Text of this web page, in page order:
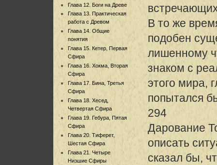
Глава 12. Боги на Древе
Глава 13. Практическая
работа с Древом
Глава 14. Общие
понятия
Глава 15. Кетер, Первая
Сфира
Глава 16. Хокма, Вторая
Сфира
Глава 17. Бина, Третья
Сфира
Глава 18. Хесед,
Четвертая Сфира
Глава 19. Гебура, Пятая
Сфира
Глава 20. Тиферет,
Шестая Сфира
Глава 21. Четыре
Низшие Сфиры
В то же
подобен
лишенному
знаком с
этого мира,
попытался
294
Дарование
описать
сказал бы,